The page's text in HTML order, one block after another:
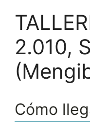
2.010,
Cómo